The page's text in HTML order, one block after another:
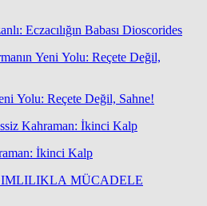
Eczacılığın Babası Dioscorides
Yolu: Reçete Değil, Sahne!
İkinci Kalp